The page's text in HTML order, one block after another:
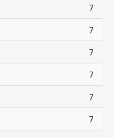
7
7
7
7
7
7